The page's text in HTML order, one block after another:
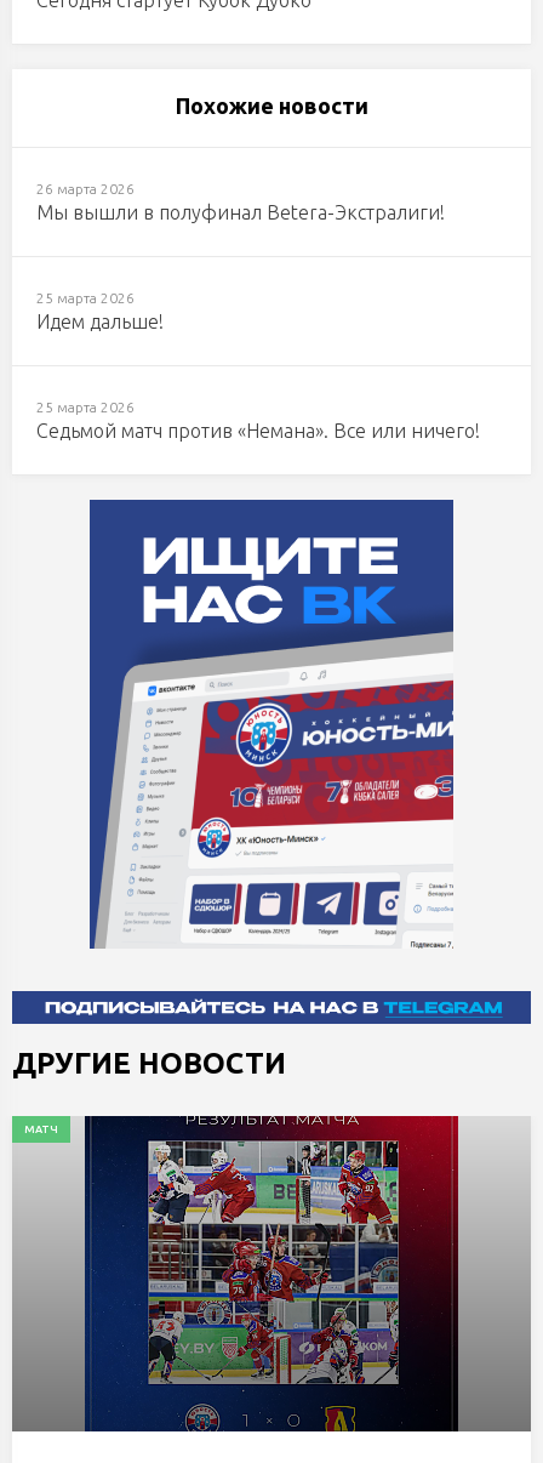
Похожие новости
26 марта 2026
Мы вышли в полуфинал Betera-Экстралиги!
25 марта 2026
Идем дальше!
25 марта 2026
Седьмой матч против «Немана». Все или ничего!
ДРУГИЕ НОВОСТИ
МАТЧ